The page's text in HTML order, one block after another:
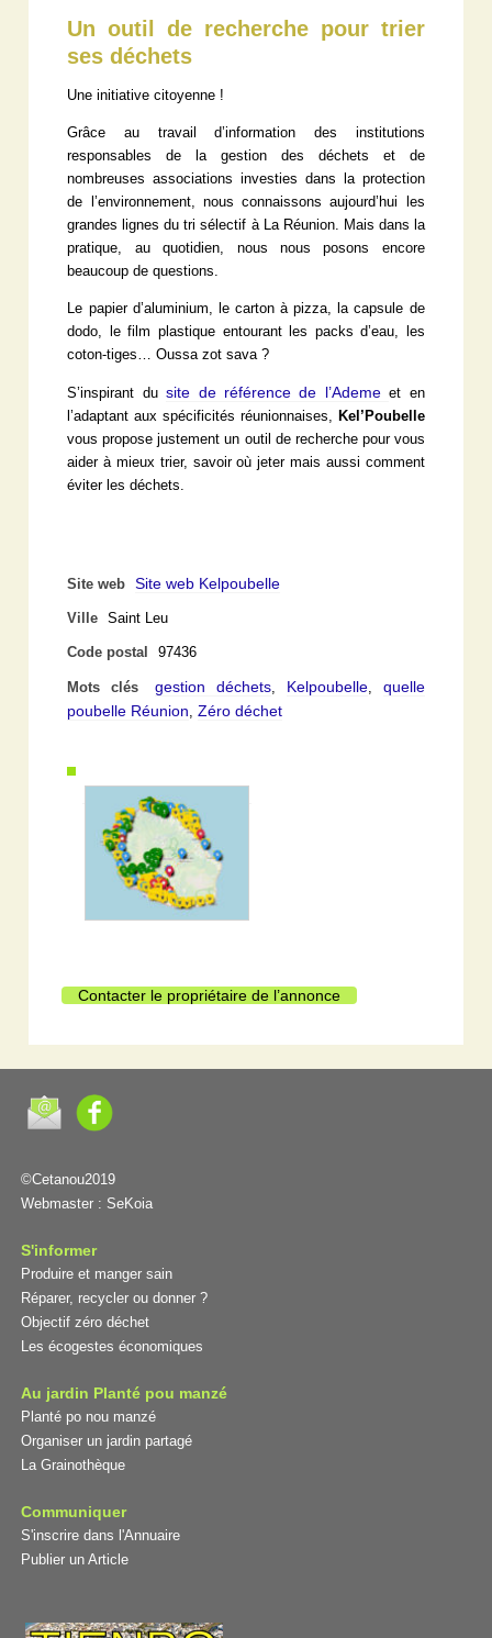
Un outil de recherche pour trier
ses déchets
Une initiative citoyenne !
Grâce au travail d’information des institutions
responsables de la gestion des déchets et de
nombreuses associations investies dans la protection
de l’environnement, nous connaissons aujourd’hui les
grandes lignes du tri sélectif à La Réunion. Mais dans la
pratique, au quotidien, nous nous posons encore
beaucoup de questions.
Le papier d’aluminium, le carton à pizza, la capsule de
dodo, le film plastique entourant les packs d’eau, les
coton-tiges… Oussa zot sava ?
S’inspirant dusite de référence de l’Ademeet en
l’adaptant aux spécificités réunionnaises, Kel’Poubelle
vous propose justement un outil de recherche pour vous
aider à mieux trier, savoir où jeter mais aussi comment
éviter les déchets.
Site web Site web Kelpoubelle
Ville Saint Leu
Code postal 97436
Mots clés gestion déchets, Kelpoubelle, quelle
poubelle Réunion,Zéro déchet
Contacter le propriétaire de l’annonce
©Cetanou2019
Webmaster : SeKoia
S'informer
Produire et manger sain
Réparer, recycler ou donner ?
Objectif zéro déchet
Les écogestes économiques
Au jardin Planté pou manzé
Planté po nou manzé
Organiser un jardin partagé
La Grainothèque
Communiquer
S'inscrire dans l'Annuaire
Publier un Article